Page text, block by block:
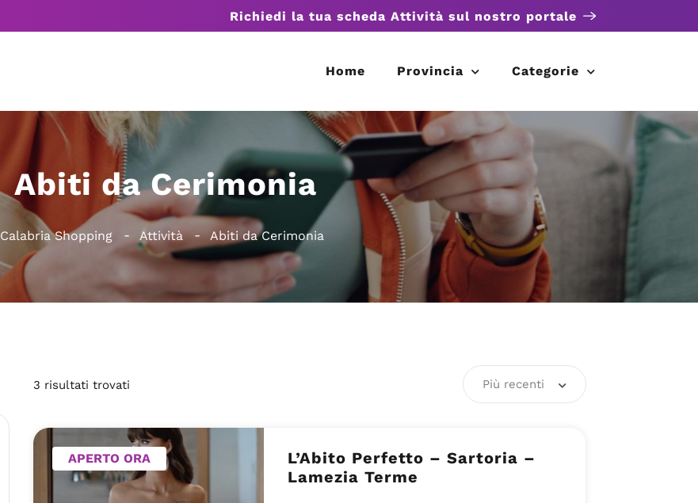
Richiedi la tua scheda Attività sul nostro portale
Home Provincia Categorie
Abiti da Cerimonia
Calabria Shopping Attività Abiti da Cerimonia
3 risultati trovati Più recenti
APERTO ORA
L’Abito Perfetto – Sartoria –
Lamezia Terme